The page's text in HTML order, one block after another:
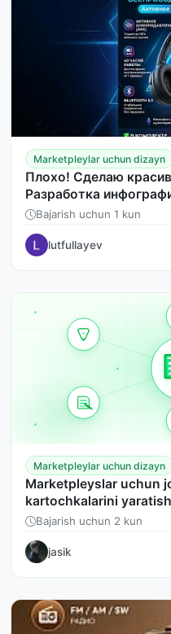
Marketpleylar uchun dizayn
Плохо! Сделаю красивый
Разработка
Market, Wildberries и
Bajarish uchun 1 kun
lutfullayev
Marketpleylar uchun dizayn
Marketpleyslar uchun
kartochkalarini yaratish
Bajarish uchun 2 kun
jasik